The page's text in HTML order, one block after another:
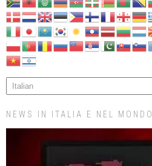
NEWS IN ITALIA E NEL MONDO